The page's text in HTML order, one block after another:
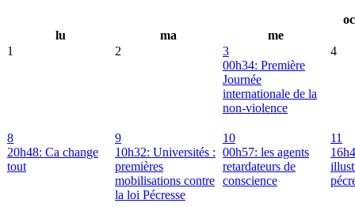
lu
ma
me
1
2
3
00h34: Première
Journée
internationale de la
non-violence
4
8
20h48: Ca change
tout
9
10h32: Universités :
premières
mobilisations contre
la loi Pécresse
10
00h57: les agents
retardateurs de
conscience
11